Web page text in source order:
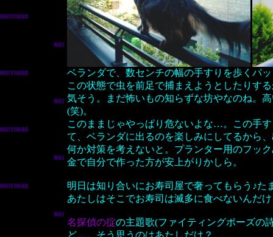
ベランダで、数センチの幅の手すりを歩くパ
この状態で虫を前足で捕まえようとしたりす
気そう。まだ怖いもの知らずな坊やなのね。
(笑)。
このままじゃやっぱり危ないよな…。この手
て、ベランダに出るのを楽しみにしてるから
何か対策を考えないと。プランター用のフッ
金で自分で作った方が安上がりかしら。
明日は知り合いにお寿司屋で奢ってもらう♪
あたしはそこでお寿司は滅多に食べないんだ
名探偵の掟の主題歌(ファイティングポーズの
ど…。そう思うのはあたしだけ？